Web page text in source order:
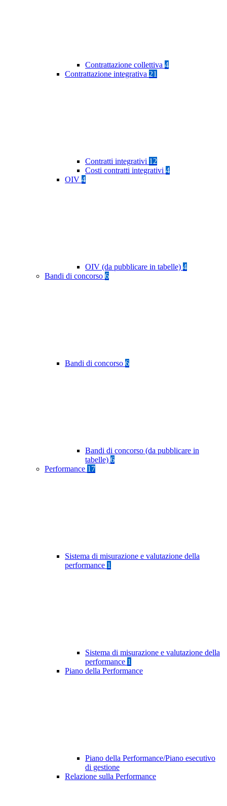
Contrattazione collettiva 4
Contrattazione integrativa 21
Contratti integrativi 12
Costi contratti integrativi 4
OIV 4
OIV (da pubblicare in tabelle) 4
Bandi di concorso 6
Bandi di concorso 6
Bandi di concorso (da pubblicare in
tabelle) 6
Performance 17
Sistema di misurazione e valutazione della
performance 1
Sistema di misurazione e valutazione della
performance 1
Piano della Performance
Piano della Performance/Piano esecutivo
di gestione
Relazione sulla Performance